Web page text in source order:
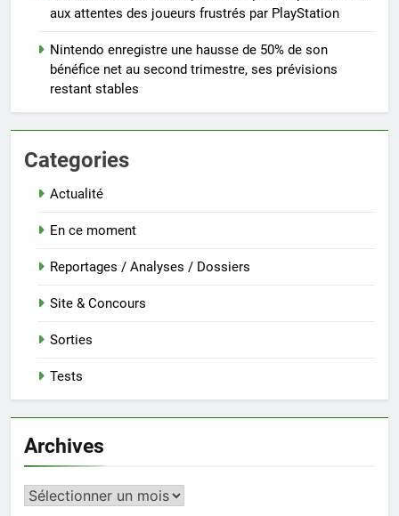
aux attentes des joueurs frustrés par PlayStation
Nintendo enregistre une hausse de 50% de son
bénéfice net au second trimestre, ses prévisions
restant stables
Categories
Actualité
En ce moment
Reportages / Analyses / Dossiers
Site & Concours
Sorties
Tests
Archives
Archives